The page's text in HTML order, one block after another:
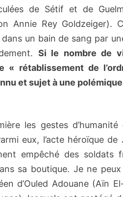
de Sétif et de
Annie Rey Goldzeiger).
un bain de sang par
Si le nombre de
« rétablissement de
et sujet à une
les gestes
eux, l’acte héroïque
empêché des soldats
sa boutique. Je ne
d’Ouled Adouane (Aïn